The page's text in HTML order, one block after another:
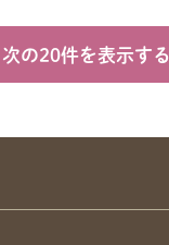
次の20件を表示する